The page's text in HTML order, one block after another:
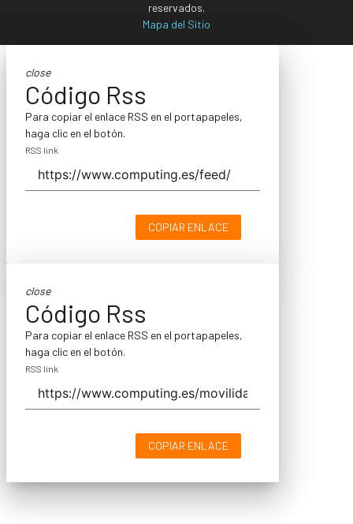
reservados.
Mapa del Sitio
close
Código Rss
Para copiar el enlace RSS en el portapapeles,
haga clic en el botón.
RSS link
COPIAR ENLACE
close
Código Rss
Para copiar el enlace RSS en el portapapeles,
haga clic en el botón.
RSS link
COPIAR ENLACE